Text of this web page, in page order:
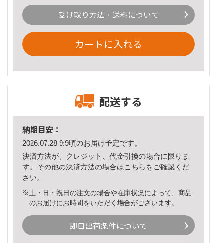
受け取り方法・送料について
カートに入れる
配送する
納期目安：
2026.07.28 9:9頃のお届け予定です。
決済方法が、クレジット、代金引換の場合に限りま
す。その他の決済方法の場合はこちら をご確認くだ
さい。
※土・日・祝日の注文の場合や在庫状況によって、商品
のお届けにお時間をいただく場合がございます。
即日出荷条件について